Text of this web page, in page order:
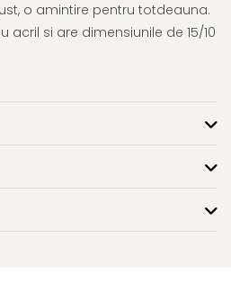
o amintire pentru totdeauna.
acril si are dimensiunile de 15/10